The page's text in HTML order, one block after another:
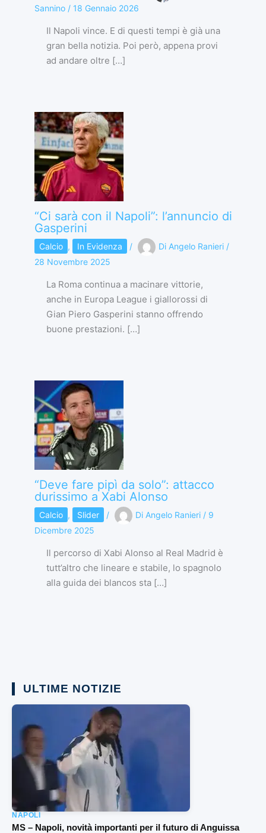
Sannino / 18 Gennaio 2026
Il Napoli vince. E di questi tempi è già una
gran bella notizia. Poi però, appena provi
ad andare oltre […]
“Ci sarà con il Napoli”: l’annuncio di
Gasperini
Calcio , In Evidenza / Di Angelo Ranieri /
28 Novembre 2025
La Roma continua a macinare vittorie,
anche in Europa League i giallorossi di
Gian Piero Gasperini stanno offrendo
buone prestazioni. […]
“Deve fare pipì da solo”: attacco
durissimo a Xabi Alonso
Calcio , Slider / Di Angelo Ranieri / 9
Dicembre 2025
Il percorso di Xabi Alonso al Real Madrid è
tutt’altro che lineare e stabile, lo spagnolo
alla guida dei blancos sta […]
ULTIME NOTIZIE
NAPOLI
MS – Napoli, novità importanti per il futuro di Anguissa